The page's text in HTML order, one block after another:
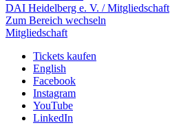
DAI Heidelberg e. V. / Mitgliedschaft
Zum Bereich wechseln
Mitgliedschaft
Tickets kaufen
English
Facebook
Instagram
YouTube
LinkedIn